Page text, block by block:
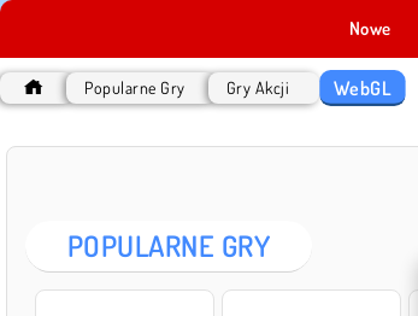
Nowe
Popularne Gry Gry Akcji WebGL
POPULARNE GRY